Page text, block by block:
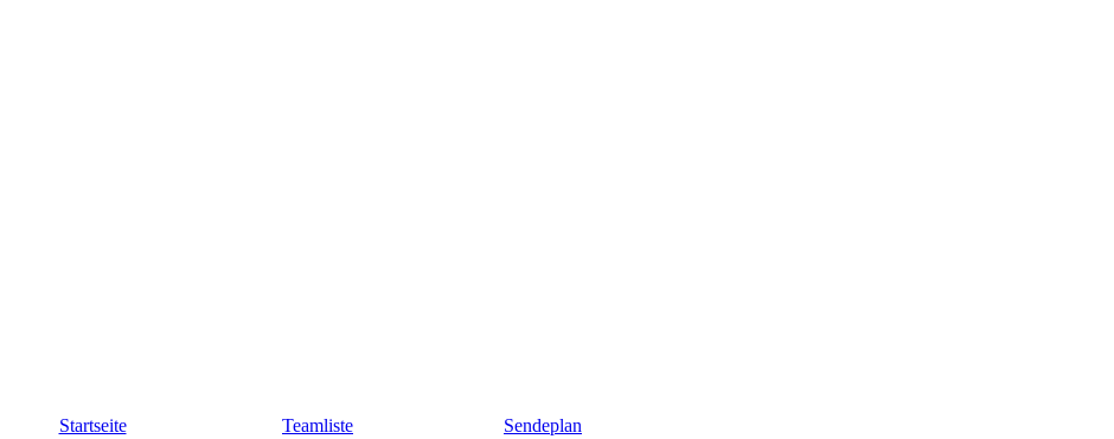
Startseite Teamliste Sendeplan